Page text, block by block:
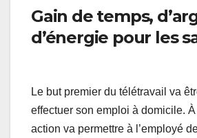
Gain de temps,
d’énergie pour les
Le but premier du télétravail va
effectuer son emploi à domicile.
action va permettre à l’employé